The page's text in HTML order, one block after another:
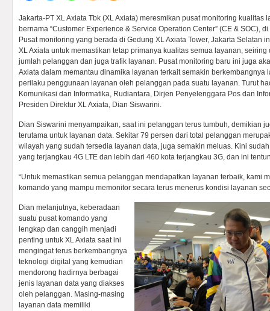
Jakarta-PT XL Axiata Tbk (XL Axiata) meresmikan pusat monitoring kualitas
bernama “Customer Experience & Service Operation Center” (CE & SOC),
Pusat monitoring yang berada di Gedung XL Axiata Tower, Jakarta Selatan
XL Axiata untuk memastikan tetap primanya kualitas semua layanan,
jumlah pelanggan dan juga trafik layanan. Pusat monitoring baru ini juga
Axiata dalam memantau dinamika layanan terkait semakin berkembangnya
perilaku penggunaan layanan oleh pelanggan pada suatu layanan. Turut
Komunikasi dan Informatika, Rudiantara, Dirjen Penyelenggara Pos dan
Presiden Direktur XL Axiata, Dian Siswarini.
Dian Siswarini menyampaikan, saat ini pelanggan terus tumbuh, demikian
terutama untuk layanan data. Sekitar 79 persen dari total pelanggan
wilayah yang sudah tersedia layanan data, juga semakin meluas. Kini
yang terjangkau 4G LTE dan lebih dari 460 kota terjangkau 3G, dan ini
“Untuk memastikan semua pelanggan mendapatkan layanan terbaik, kami
komando yang mampu memonitor secara terus menerus kondisi layanan
Dian melanjutnya, keberadaan
suatu pusat komando yang
lengkap dan canggih menjadi
penting untuk XL Axiata saat ini
mengingat terus berkembangnya
teknologi digital yang kemudian
mendorong hadirnya berbagai
jenis layanan data yang diakses
oleh pelanggan. Masing-masing
layanan data memiliki